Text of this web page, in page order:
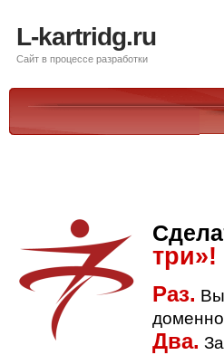
L-kartridg.ru
Сайт в процессе разработки
три»!
Раз.
Два.